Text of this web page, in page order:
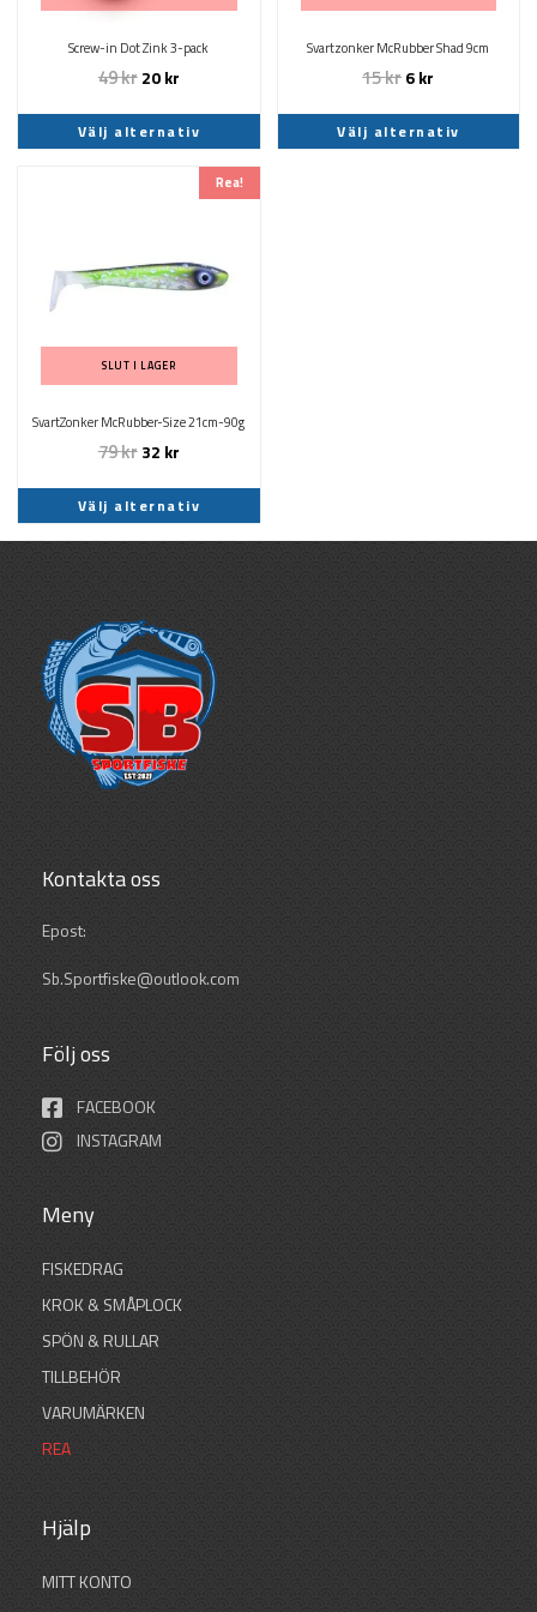
Screw-in Dot Zink 3-pack
49kr 20kr
Välj alternativ
alternativen
kan
produktsidan
Svartzonker McRubber Shad 9cm
15kr6kr
Välj alternativ
alternativen
kan
produktsidan
Rea!
SLUT I LAGER
SvartZonker McRubber-Size 21cm-90g
79kr 32 kr
Välj alternativ
flera
olika
alternativen
kan
väljas
produktsidan
Kontakta oss
Epost:
Sb.Sportfiske@outlook.com
Följ oss
FACEBOOK
INSTAGRAM
Meny
FISKEDRAG
KROK & SMÅPLOCK
SPÖN & RULLAR
TILLBEHÖR
VARUMÄRKEN
REA
Hjälp
MITT KONTO